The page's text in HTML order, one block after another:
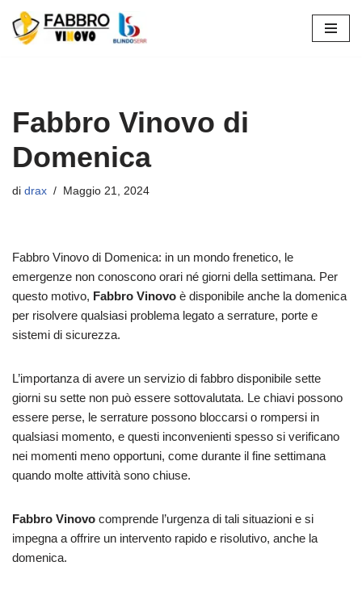
Vai
Fabbro Vinovo di
Domenica
di drax Maggio 21, 2024
Fabbro Vinovo di Domenica: in un mondo frenetico, le
emergenze non conoscono orari né giorni della settimana. Per
questo motivo, Fabbro Vinovo è disponibile anche la domenica
per risolvere qualsiasi problema legato a serrature, porte e
sistemi di sicurezza.
L’importanza di avere un servizio di fabbro disponibile sette
giorni su sette non può essere sottovalutata. Le chiavi possono
essere perse, le serrature possono bloccarsi o rompersi in
qualsiasi momento, e questi inconvenienti spesso si verificano
nei momenti meno opportuni, come durante il fine settimana
quando molte attività sono chiuse.
Fabbro Vinovo comprende l’urgenza di tali situazioni e si
impegna a offrire un intervento rapido e risolutivo, anche la
domenica.